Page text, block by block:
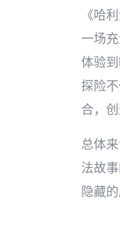
《哈
一场
体验
探险
合，
总体
法故
隐藏